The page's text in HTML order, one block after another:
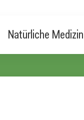
Natürliche Medizin